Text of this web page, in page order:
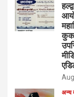
अन्य